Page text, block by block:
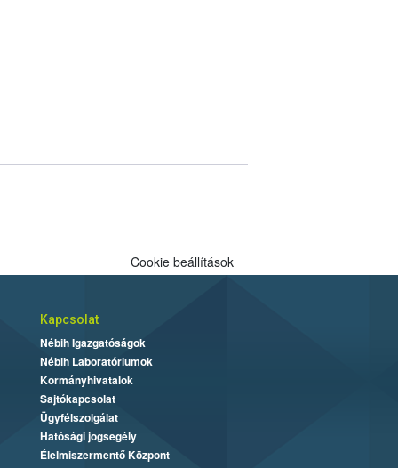
Cookie beállítások
Kapcsolat
Nébih Igazgatóságok
Nébih Laboratóriumok
Kormányhivatalok
Sajtókapcsolat
Ügyfélszolgálat
Hatósági jogsegély
Élelmiszermentő Központ